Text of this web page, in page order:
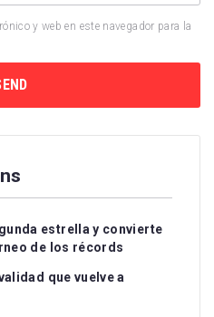
y web en este navegador para la
estrella y convierte
de los récords
que vuelve a